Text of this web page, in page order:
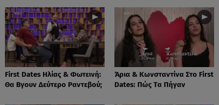
First Dates Ηλίας & Φωτεινή:
Θα Βγουν Δεύτερο Ραντεβού;
Άρια & Κωνσταντίνα Στο First
Dates: Πώς Tα Πήγαν